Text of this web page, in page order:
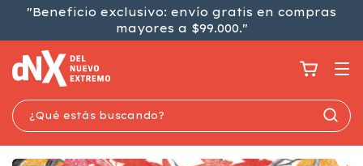
"Beneficio exclusivo: envío gratis en compras
mayores a $99.000."